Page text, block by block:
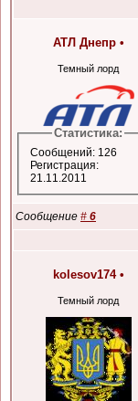
АТЛ Днепр •
Темный лорд
Статистика:
Сообщений: 126
Регистрация:
21.11.2011
Сообщение # 6
kolesov174 •
Темный лорд